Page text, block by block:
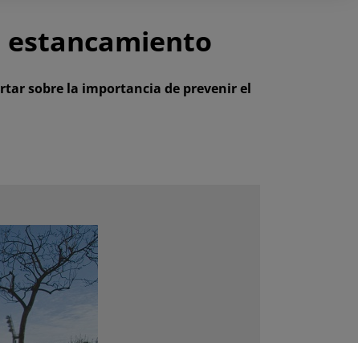
estancamiento
sobre la importancia de prevenir el